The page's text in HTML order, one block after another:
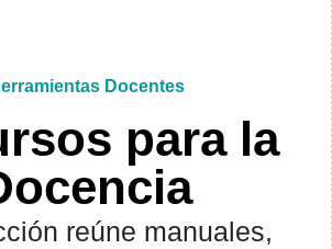
Docentes
para la
reúne manuales,